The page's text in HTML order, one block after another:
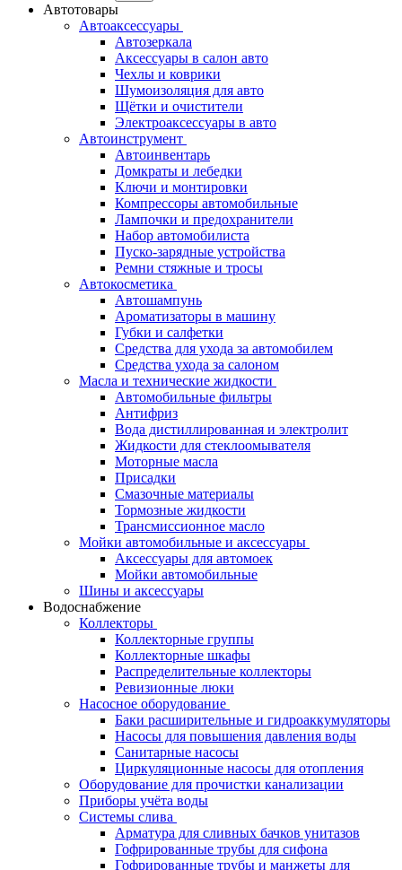
Автотовары
Автоаксессуары
Автозеркала
Аксессуары в салон авто
Чехлы и коврики
Шумоизоляция для авто
Щётки и очистители
Электроаксессуары в авто
Автоинструмент
Автоинвентарь
Домкраты и лебедки
Ключи и монтировки
Компрессоры автомобильные
Лампочки и предохранители
Набор автомобилиста
Пуско-зарядные устройства
Ремни стяжные и тросы
Автокосметика
Автошампунь
Ароматизаторы в машину
Губки и салфетки
Средства для ухода за автомобилем
Средства ухода за салоном
Масла и технические жидкости
Автомобильные фильтры
Антифриз
Вода дистиллированная и электролит
Жидкости для стеклоомывателя
Моторные масла
Присадки
Смазочные материалы
Тормозные жидкости
Трансмиссионное масло
Мойки автомобильные и аксессуары
Аксессуары для автомоек
Мойки автомобильные
Шины и аксессуары
Водоснабжение
Коллекторы
Коллекторные группы
Коллекторные шкафы
Распределительные коллекторы
Ревизионные люки
Насосное оборудование
Баки расширительные и гидроаккумуляторы
Насосы для повышения давления воды
Санитарные насосы
Циркуляционные насосы для отопления
Оборудование для прочистки канализации
Приборы учёта воды
Системы слива
Арматура для сливных бачков унитазов
Гофрированные трубы для сифона
Гофрированные трубы и манжеты для